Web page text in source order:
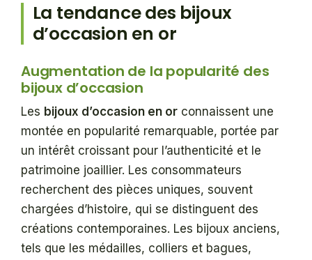
La tendance des bijoux
d’occasion en or
Augmentation de la popularité des
bijoux d’occasion
Les bijoux d’occasion en or connaissent une
montée en popularité remarquable, portée par
un intérêt croissant pour l’authenticité et le
patrimoine joaillier. Les consommateurs
recherchent des pièces uniques, souvent
chargées d’histoire, qui se distinguent des
créations contemporaines. Les bijoux anciens,
tels que les médailles, colliers et bagues,